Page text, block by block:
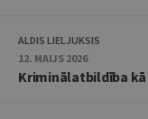
ALDIS LIELJUKSIS
12. MAIJS 2026
Kriminālatbildība